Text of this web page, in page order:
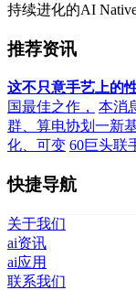
持续进化的AI
推荐资讯
这不只意手艺上的
国最佳之作，
本消
群、算电协划一新
化、可变 60巨头联
快捷导航
关于我们
ai资讯
ai应用
联系我们